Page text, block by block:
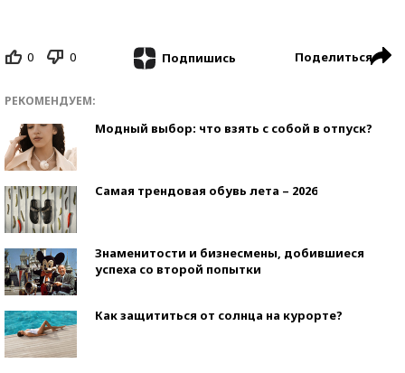
0 0 Подпишись Поделиться
РЕКОМЕНДУЕМ:
Модный выбор: что взять с собой в отпуск?
Самая трендовая обувь лета – 2026
Знаменитости и бизнесмены, добившиеся
успеха со второй попытки
Как защититься от солнца на курорте?